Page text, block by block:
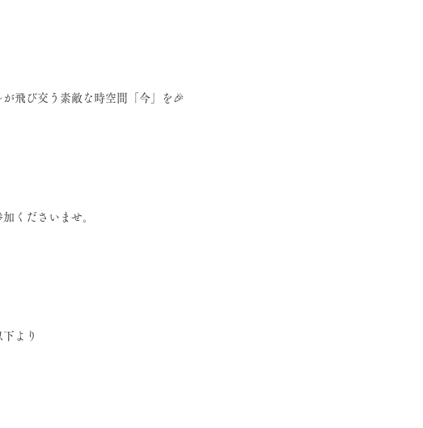
が飛び交う素敵な時空間「今」を🎉
くださいませ。
より